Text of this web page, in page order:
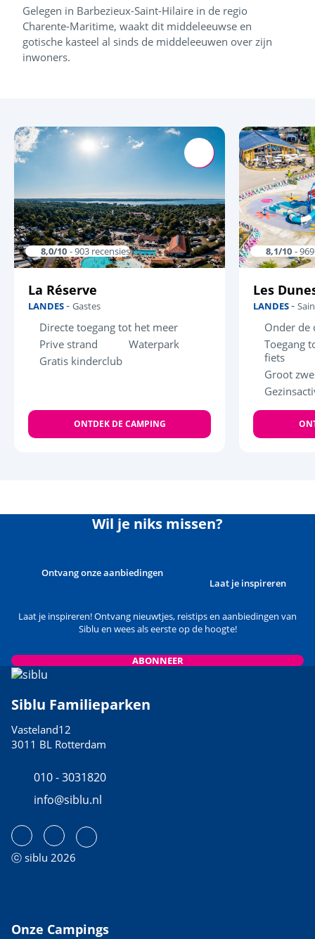
Gelegen in Barbezieux-Saint-Hilaire in de regio
Charente-Maritime, waakt dit middeleeuwse en
gotische kasteel al sinds de middeleeuwen over zijn
inwoners.
8,0/10 - 903 recensies
La Réserve
LANDES- Gastes
Directe toegang tot het meer
Prive strand
Waterpark
Gratis kinderclub
ONTDEK DE CAMPING
8,1/10 -
Les
LANDES-
Onder de
Toegang
fiets
Groot
Wil je niks missen?
Ontvang onze aanbiedingen
Laat je inspireren
Laat je inspireren! Ontvang nieuwtjes, reistips en aanbiedingen van
Siblu en wees als eerste op de hoogte!
ABONNEER
Siblu Familieparken
Vasteland12
3011 BL Rotterdam
010 - 3031820
info@siblu.nl
ⓒ siblu 2026
Onze Campings